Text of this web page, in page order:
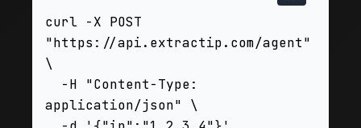
curl -X POST
"https://api.extractip.com/agent"
\
application/json" \